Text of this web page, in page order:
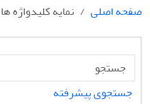
صفحه اصلی نمایه کلیدواژه ها
جستجوی پیشرفته